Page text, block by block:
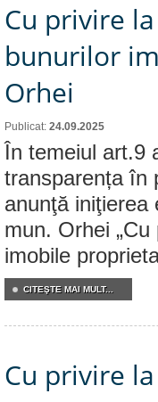
Cu privire
bunurilor
Orhei
Publicat: 24.09.2025
În temeiul art.9
transparența în
anunţă iniţierea
mun. Orhei
imobile
CITEŞTE MAI MULT...
Cu privire